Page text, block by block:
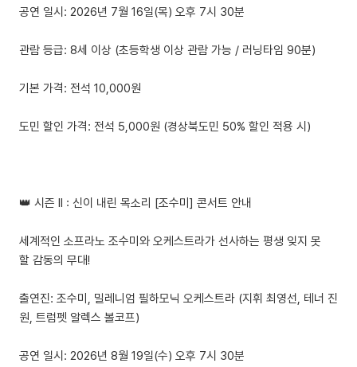
공연 일시: 2026년 7월 16일(목) 오후 7시 30분
관람 등급: 8세 이상 (초등학생 이상 관람 가능 / 러닝타임 90분)
기본 가격: 전석 10,000원
도민 할인 가격: 전석 5,000원 (경상북도민 50% 할인 적용 시)
👑 시즌 II : 신이 내린 목소리 [조수미] 콘서트 안내
세계적인 소프라노 조수미와 오케스트라가 선사하는 평생 잊지 못
할 감동의 무대!
출연진: 조수미, 밀레니엄 필하모닉 오케스트라 (지휘 최영선, 테너 진
원, 트럼펫 알렉스 볼코프)
공연 일시: 2026년 8월 19일(수) 오후 7시 30분